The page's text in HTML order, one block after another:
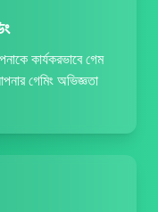
BDT 🎁
🔄
BDT 🚀
BDT 🎰
✅
কার্যকরভাবে গেম
গেমিং অভিজ্ঞতা